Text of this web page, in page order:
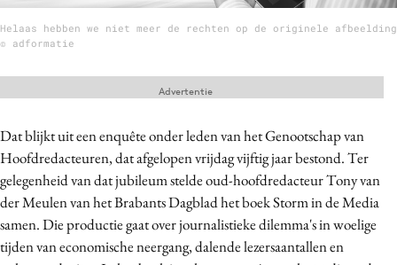
Opleidingen
Academy
Topics
Artificial Intelligence
Bureaus
Campagnes
Helaas hebben we niet meer de rechten op de originele afbeelding
© adformatie
Dat blijkt uit een enquête onder leden van het Genootschap van
Hoofdredacteuren, dat afgelopen vrijdag vijftig jaar bestond. Ter
gelegenheid van dat jubileum stelde oud-hoofdredacteur Tony van
der Meulen van het Brabants Dagblad het boek Storm in de Media
samen. Die productie gaat over journalistieke dilemma's in woelige
tijden van economische neergang, dalende lezersaantallen en
Advertentie